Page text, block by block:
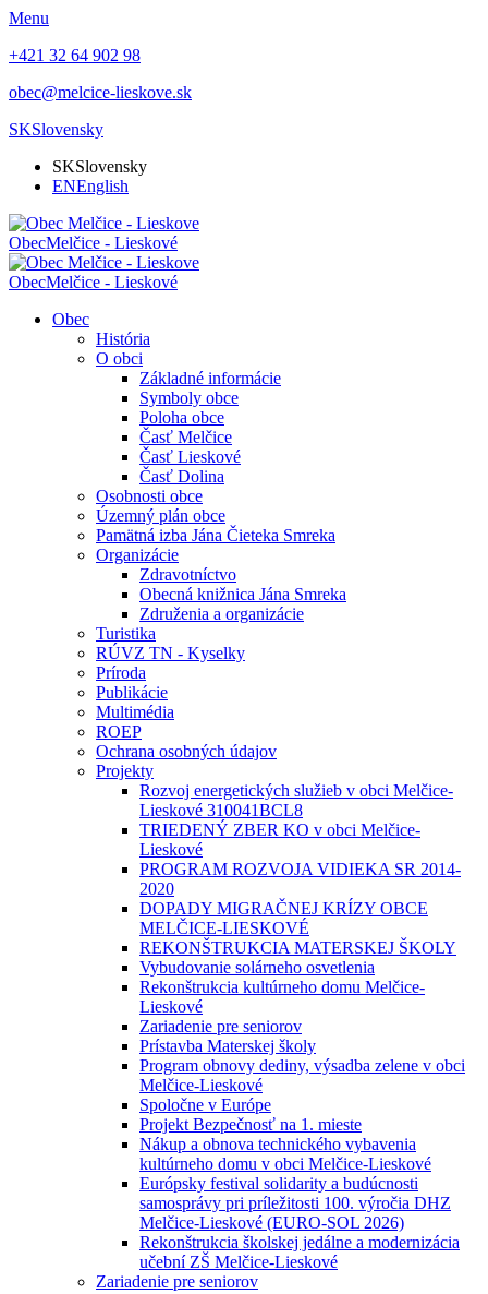
Menu
+421 32 64 902 98
obec@melcice-lieskove.sk
SKSlovensky
SKSlovensky
ENEnglish
ObecMelčice - Lieskové
ObecMelčice - Lieskové
Obec
História
O obci
Základné informácie
Symboly obce
Poloha obce
Časť Melčice
Časť Lieskové
Časť Dolina
Osobnosti obce
Územný plán obce
Pamätná izba Jána Čieteka Smreka
Organizácie
Zdravotníctvo
Obecná knižnica Jána Smreka
Združenia a organizácie
Turistika
RÚVZ TN - Kyselky
Príroda
Publikácie
Multimédia
ROEP
Ochrana osobných údajov
Projekty
Rozvoj energetických služieb v obci Melčice-
Lieskové 310041BCL8
TRIEDENÝ ZBER KO v obci Melčice-
Lieskové
PROGRAM ROZVOJA VIDIEKA SR 2014-
2020
DOPADY MIGRAČNEJ KRÍZY OBCE
MELČICE-LIESKOVÉ
REKONŠTRUKCIA MATERSKEJ ŠKOLY
Vybudovanie solárneho osvetlenia
Rekonštrukcia kultúrneho domu Melčice-
Lieskové
Zariadenie pre seniorov
Prístavba Materskej školy
Program obnovy dediny, výsadba zelene v obci
Melčice-Lieskové
Spoločne v Európe
Projekt Bezpečnosť na 1. mieste
Nákup a obnova technického vybavenia
kultúrneho domu v obci Melčice-Lieskové
Európsky festival solidarity a budúcnosti
samosprávy pri príležitosti 100. výročia DHZ
Melčice-Lieskové (EURO-SOL 2026)
Rekonštrukcia školskej jedálne a modernizácia
učební ZŠ Melčice-Lieskové
Zariadenie pre seniorov